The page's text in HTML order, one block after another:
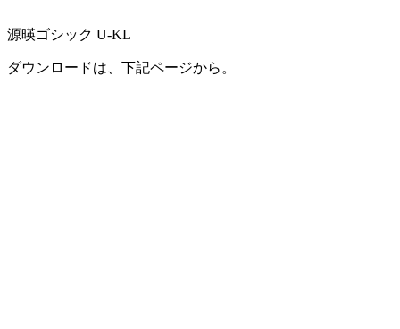
源暎ゴシック U-KL
ダウンロードは、下記ページから。